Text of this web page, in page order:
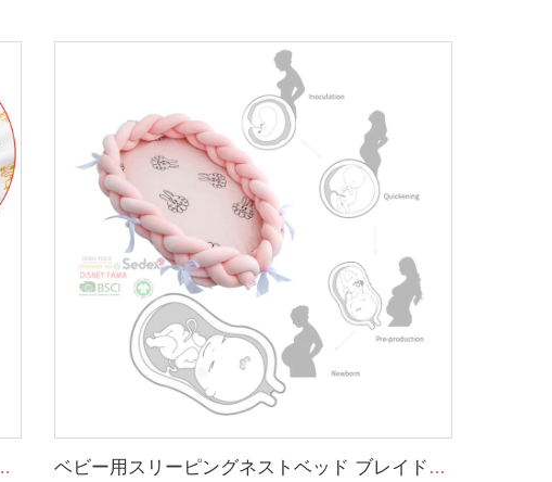
プライバシー保護、超ソフトな授乳カバー ベビー用スリーピングネストベッド ブレイド加工されたソフトなニューボーン用ラウンジャー ポータブルクレード 該当するベビーネスト